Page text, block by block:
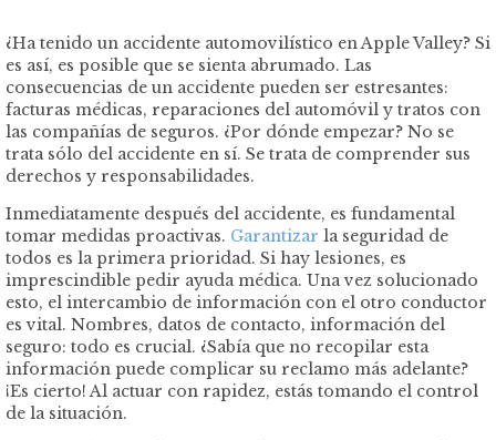
¿Ha tenido un accidente automovilístico en Apple Valley? Si
es así, es posible que se sienta abrumado. Las
consecuencias de un accidente pueden ser estresantes:
facturas médicas, reparaciones del automóvil y tratos con
las compañías de seguros. ¿Por dónde empezar? No se
trata sólo del accidente en sí. Se trata de comprender sus
derechos y responsabilidades.
Inmediatamente después del accidente, es fundamental
tomar medidas proactivas. Garantizar la seguridad de
todos es la primera prioridad. Si hay lesiones, es
imprescindible pedir ayuda médica. Una vez solucionado
esto, el intercambio de información con el otro conductor
es vital. Nombres, datos de contacto, información del
seguro: todo es crucial. ¿Sabía que no recopilar esta
información puede complicar su reclamo más adelante?
¡Es cierto! Al actuar con rapidez, estás tomando el control
de la situación.